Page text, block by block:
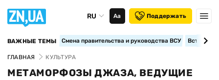
RU Аа Поддержать
ВАЖНЫЕ ТЕМЫ Смена правительства и руководства ВСУ
ГЛАВНАЯ КУЛЬТУРА
МЕТАМОРФОЗЫ ДЖАЗА, ВЕДУЩИЕ